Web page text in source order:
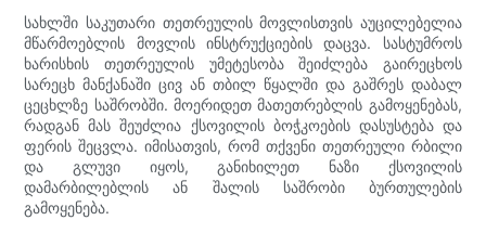
სახლში საკუთარი თეთრეულის მოვლისთვის აუცილებელია
მწარმოებლის მოვლის ინსტრუქციების დაცვა. სასტუმროს
ხარისხის თეთრეულის უმეტესობა შეიძლება გაირეცხოს
სარეცხ მანქანაში ცივ ან თბილ წყალში და გაშრეს დაბალ
ცეცხლზე საშრობში. მოერიდეთ მათეთრებლის გამოყენებას,
რადგან მას შეუძლია ქსოვილის ბოჭკოების დასუსტება და
ფერის შეცვლა. იმისათვის, რომ თქვენი თეთრეული რბილი
და გლუვი იყოს, განიხილეთ ნაზი ქსოვილის
დამარბილებლის ან შალის საშრობი ბურთულების
გამოყენება.